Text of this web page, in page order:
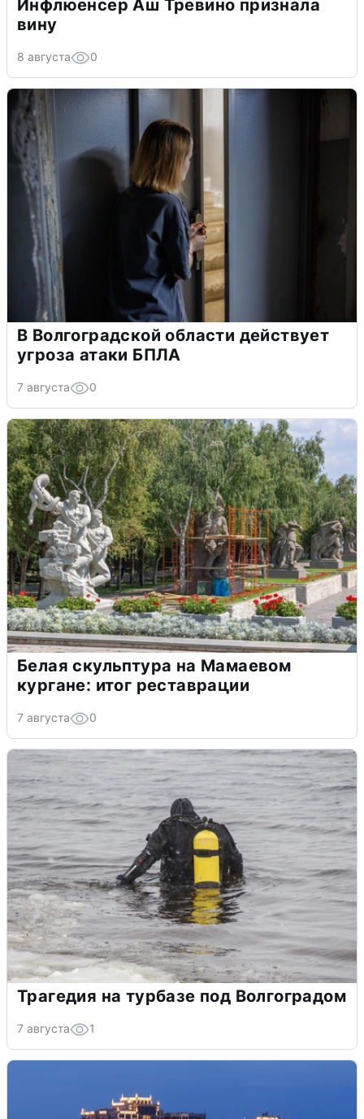
Инфлюенсер Аш Тревино признала
вину
8 августа 0
В Волгоградской области действует
угроза атаки БПЛА
7 августа 0
Белая скульптура на Мамаевом
кургане: итог реставрации
7 августа 0
Трагедия на турбазе под Волгоградом
7 августа 1